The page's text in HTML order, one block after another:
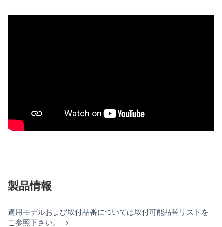
製品情報
適用モデルおよび取付品番については取付可能品番リストを
ご参照下さい。